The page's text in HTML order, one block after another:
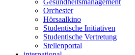
Gesundheitsmanagement
Orchester
Hörsaalkino
Studentische Initiativen
Studentische Vertretung
Stellenportal